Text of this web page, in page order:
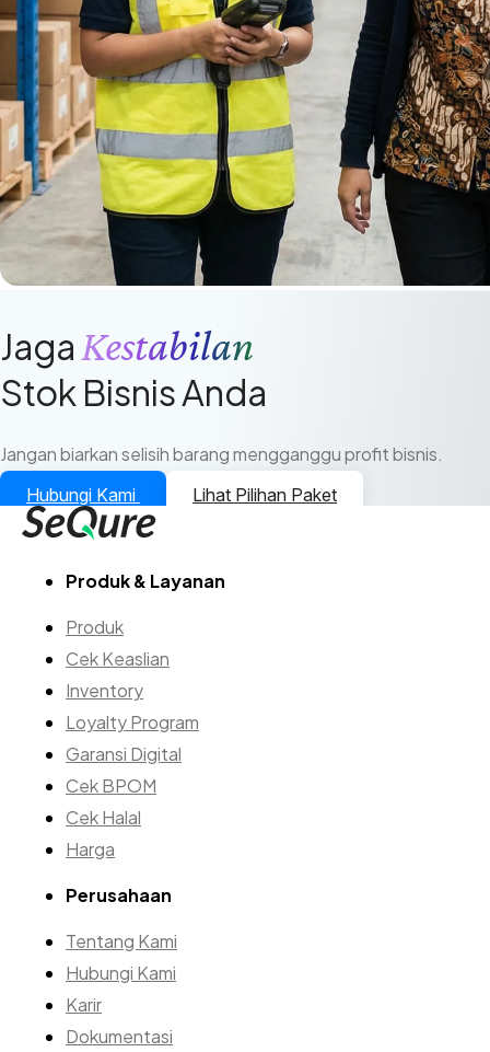
JagaKestabilan
Stok Bisnis Anda
Jangan biarkan selisih barang mengganggu profit bisnis.
Hubungi Kami Lihat Pilihan Paket
Produk & Layanan
Produk
Cek Keaslian
Inventory
Loyalty Program
Garansi Digital
Cek BPOM
Cek Halal
Harga
Perusahaan
Tentang Kami
Hubungi Kami
Karir
Dokumentasi